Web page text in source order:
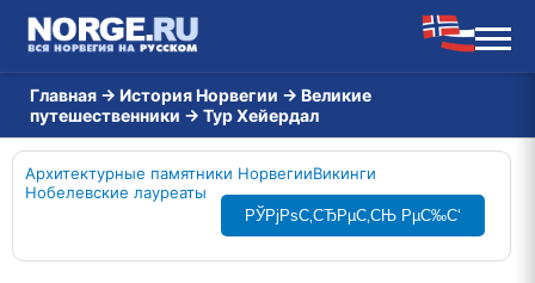
Главная → История Норвегии → Великие
путешественники → Тур Хейердал
Архитектурные памятники НорвегииВикинги
Нобелевские лауреаты
РЎРјРѕС‚СЂРµС‚СЊ РµС‰С‘